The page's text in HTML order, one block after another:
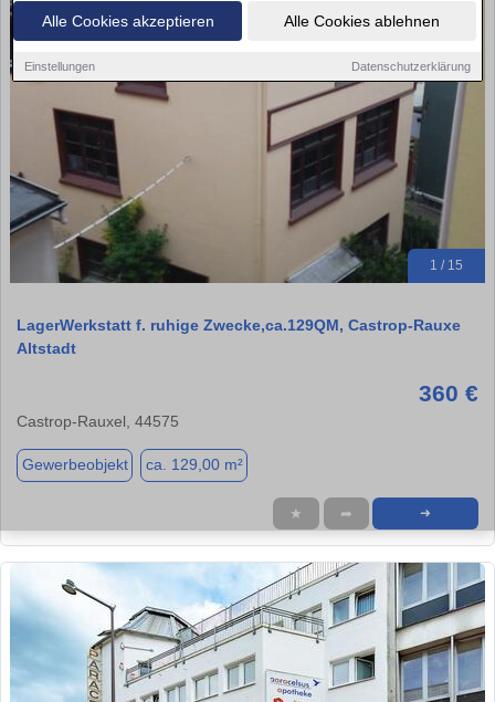
Alle Cookies akzeptieren Alle Cookies ablehnen
Einstellungen Datenschutzerklärung
1 / 15
LagerWerkstatt f. ruhige Zwecke,ca.129QM, Castrop-Rauxe
Altstadt
360 €
Castrop-Rauxel, 44575
Gewerbeobjekt ca. 129,00 m²
★ ➦ ➜